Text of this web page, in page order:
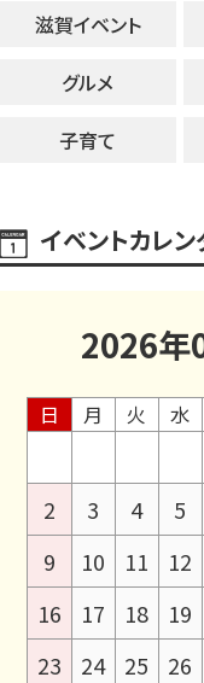
滋賀イベント
グルメ
子育て
イベントカレン
2026年
日
月 火 水
2
3 4 5
9
10 11 12
16
17 18 19
23
24 25 26